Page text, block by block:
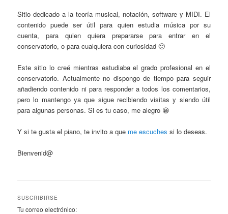
Sitio dedicado a la teoría musical, notación, software y MIDI. El
contenido puede ser útil para quien estudia música por su
cuenta, para quien quiera prepararse para entrar en el
conservatorio, o para cualquiera con curiosidad 🙂
Este sitio lo creé mientras estudiaba el grado profesional en el
conservatorio. Actualmente no dispongo de tiempo para seguir
añadiendo contenido ni para responder a todos los comentarios,
pero lo mantengo ya que sigue recibiendo visitas y siendo útil
para algunas personas. Si es tu caso, me alegro 😀
Y si te gusta el piano, te invito a que me escuches si lo deseas.
Bienvenid@
SUSCRIBIRSE
Tu correo electrónico: